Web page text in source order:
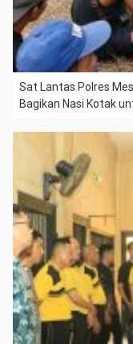
Sat Lantas Polres
Bagikan Nasi Kotak